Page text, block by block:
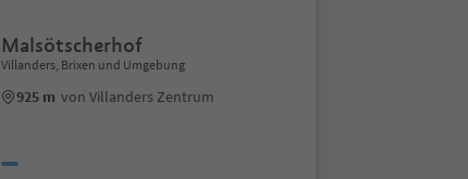
Malsötscherhof
Villanders, Brixen und Umgebung
925 m von Villanders Zentrum